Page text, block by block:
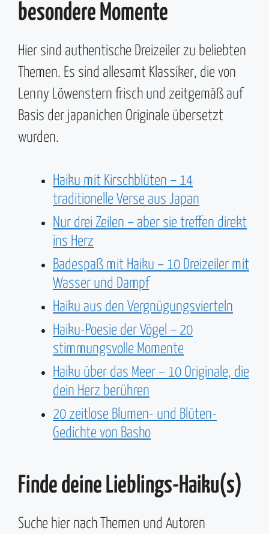
besondere Momente
Hier sind authentische Dreizeiler zu beliebten
Themen. Es sind allesamt Klassiker, die von
Lenny Löwenstern frisch und zeitgemäß auf
Basis der japanichen Originale übersetzt
wurden.
Haiku mit Kirschblüten – 14
traditionelle Verse aus Japan
Nur drei Zeilen – aber sie treffen direkt
ins Herz
Badespaß mit Haiku – 10 Dreizeiler mit
Wasser und Dampf
Haiku aus den Vergnügungsvierteln
Haiku-Poesie der Vögel – 20
stimmungsvolle Momente
Haiku über das Meer – 10 Originale, die
dein Herz berühren
20 zeitlose Blumen- und Blüten-
Gedichte von Basho
Finde deine Lieblings-Haiku(s)
Suche hier nach Themen und Autoren